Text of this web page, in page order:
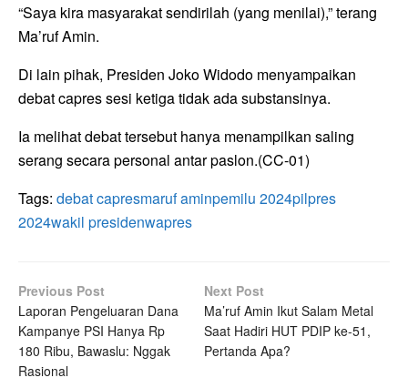
“Saya kira masyarakat sendirilah (yang menilai),” terang
Ma’ruf Amin.
Di lain pihak, Presiden Joko Widodo menyampaikan
debat capres sesi ketiga tidak ada substansinya.
Ia melihat debat tersebut hanya menampilkan saling
serang secara personal antar paslon.(CC-01)
Tags: debat capresmaruf aminpemilu 2024pilpres
2024wakil presidenwapres
Previous Post
Laporan Pengeluaran Dana
Kampanye PSI Hanya Rp
180 Ribu, Bawaslu: Nggak
Rasional
Next Post
Ma’ruf Amin Ikut Salam Metal
Saat Hadiri HUT PDIP ke-51,
Pertanda Apa?